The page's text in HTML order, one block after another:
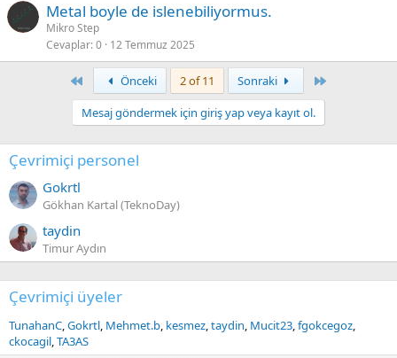
Metal boyle de islenebiliyormus.
Mikro Step
Cevaplar 0 12 Temmuz 2025
Önceki 2 of 11 Sonraki
Mesaj göndermek için giriş yap veya kayıt ol.
Çevrimiçi personel
Gokrtl
Gökhan Kartal (TeknoDay)
taydin
Timur Aydın
Çevrimiçi üyeler
TunahanC Gokrtl Mehmet.b kesmez taydin Mucit23 fgokcegoz
ckocagil TA3AS